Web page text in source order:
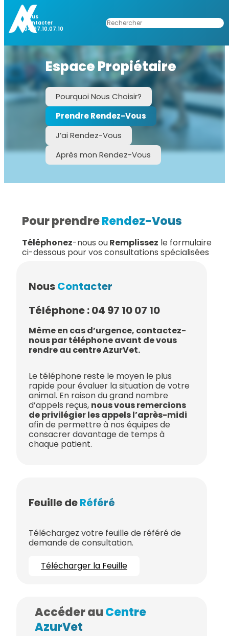
Nous
Contacter
04.97.10.07.10
Rechercher
Espace Propiétaire
Pourquoi Nous Choisir?
Prendre Rendez-Vous
J’ai Rendez-Vous
Après mon Rendez-Vous
Pour prendreRendez-Vous
Téléphonez-nous ouRemplissez le formulaire
ci-dessous pour vos consultations spécialisées
NousContacter
Téléphone : 04 97 10 07 10
Même en cas d’urgence, contactez-
nous par téléphone avant de vous
rendre au centre AzurVet.
Le téléphone reste le moyen le plus
rapide pour évaluer la situation de votre
animal. En raison du grand nombre
d’appels reçus, nous vous remercions
de privilégier les appels l’après-midi
afin de permettre à nos équipes de
consacrer davantage de temps à
chaque patient.
Feuille deRéféré
Téléchargez votre feuille de référé de
demande de consultation.
Télécharger la Feuille
Accéder auCentre
AzurVet